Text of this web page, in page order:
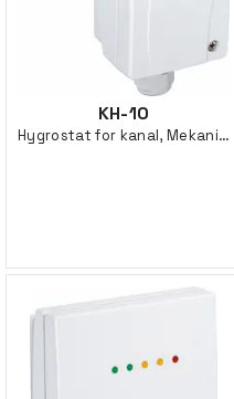
KH-10
Hygrostat for kanal, Mekanisk